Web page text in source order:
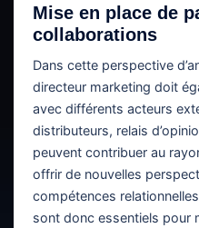
Mise en place de
collaborations
Dans cette perspective
directeur marketing doit
avec différents acteurs
distributeurs, relais
peuvent contribuer au
offrir de nouvelles
compétences
sont donc essentiels pour